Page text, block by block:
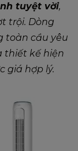
tuyệt vời,
trội. Dòng
toàn cầu yêu
thiết kế hiện
giá hợp lý.